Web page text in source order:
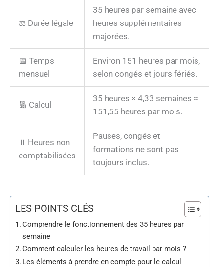
⚖️ Durée légale
35 heures par semaine avec
heures supplémentaires
majorées.
📅 Temps
mensuel
Environ 151 heures par mois,
selon congés et jours fériés.
🔢 Calcul
35 heures × 4,33 semaines ≈
151,55 heures par mois.
⏸️ Heures non
comptabilisées
Pauses, congés et
formations ne sont pas
toujours inclus.
LES POINTS CLÉS
Comprendre le fonctionnement des 35 heures par
semaine
Comment calculer les heures de travail par mois ?
Les éléments à prendre en compte pour le calcul